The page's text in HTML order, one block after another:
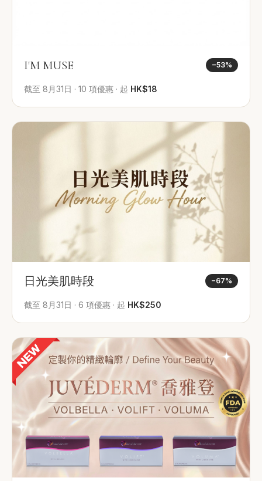
I'M MUSE −53%
截至 8月31日 · 10 項優惠 · 起 HK$18
日光美肌時段 −67%
截至 8月31日 · 6 項優惠 · 起 HK$250